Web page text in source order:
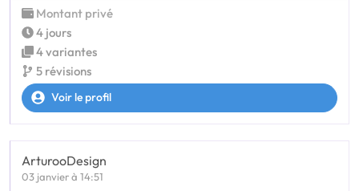
Montant privé
4 jours
4 variantes
5 révisions
Voir le profil
ArturooDesign
03 janvier à 14:51